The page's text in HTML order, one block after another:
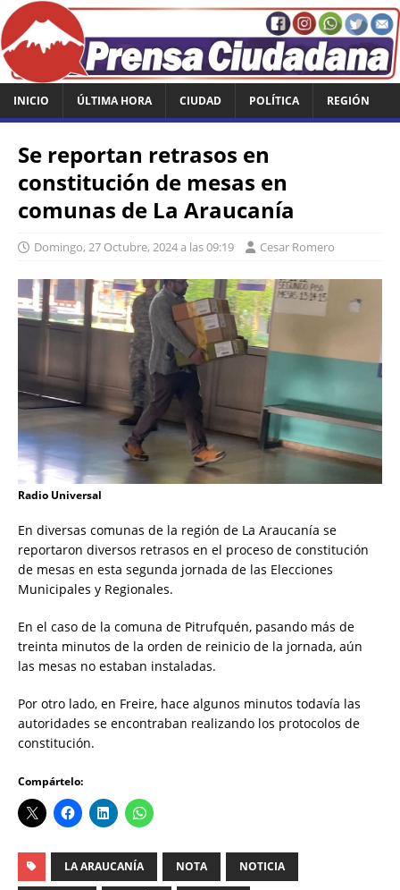
INICIO ÚLTIMA HORA CIUDAD POLÍTICA REGIÓN
Se reportan retrasos en
constitución de mesas en
comunas de La Araucanía
Domingo, 27 Octubre, 2024 a las 09:19 Cesar Romero
Radio Universal
En diversas comunas de la región de La Araucanía se
reportaron diversos retrasos en el proceso de constitución
de mesas en esta segunda jornada de las Elecciones
Municipales y Regionales.
En el caso de la comuna de Pitrufquén, pasando más de
treinta minutos de la orden de reinicio de la jornada, aún
las mesas no estaban instaladas.
Por otro lado, en Freire, hace algunos minutos todavía las
autoridades se encontraban realizando los protocolos de
constitución.
Compártelo:
LA ARAUCANÍA NOTA NOTICIA